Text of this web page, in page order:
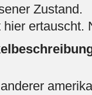
Zustand.
hier ertauscht.